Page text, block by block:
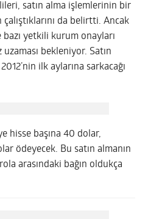
satın alma işlemlerinin bir
da belirtti. Ancak
yetkili kurum onayları
bekleniyor. Satın
ilk aylarına sarkacağı
hisse başına 40 dolar,
ödeyecek. Bu satın almanın
arasındaki bağın oldukça